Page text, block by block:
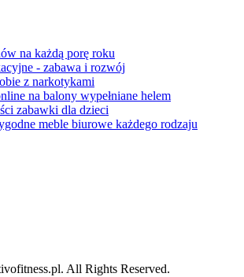
na każdą porę roku
- zabawa i rozwój
z narkotykami
na balony wypełniane helem
zabawki dla dzieci
meble biurowe każdego rodzaju
All Rights Reserved.